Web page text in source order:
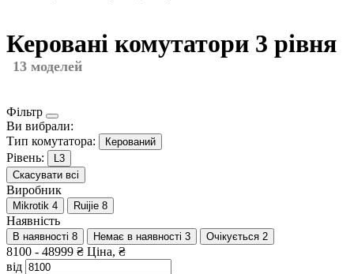
Керовані комутатори 3 рівня
13 моделей
Фільтр
Ви вибрали:
Тип комутатора:
Керований
Рівень:
L3
Скасувати всі
Виробник
Mikrotik 4 Ruijie 8
Наявність
В наявності 8 Немає в наявності 3 Очікується 2
8100 - 48999 ₴ Ціна, ₴
від